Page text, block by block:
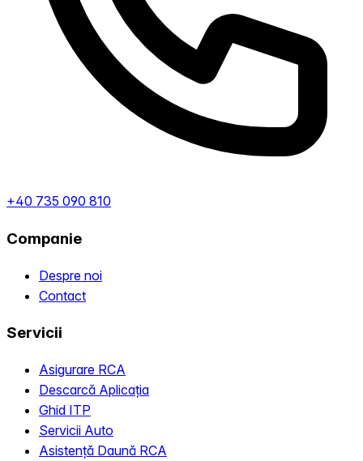
+40 735 090 810
Companie
Despre noi
Contact
Servicii
Asigurare RCA
Descarcă Aplicația
Ghid ITP
Servicii Auto
Asistență Daună RCA